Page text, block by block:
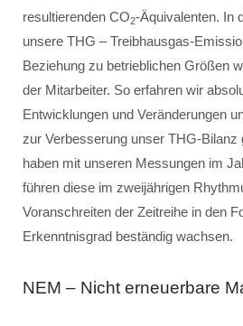
resultierenden CO2-Äquivalenten. In
unsere THG – Treibhausgas-
Beziehung zu betrieblichen Größen
der Mitarbeiter. So erfahren wir
Entwicklungen und Veränderungen
zur Verbesserung unser THG-Bilanz
haben mit unseren Messungen im
führen diese im zweijährigen
Voranschreiten der Zeitreihe in den
Erkenntnisgrad beständig wachsen.
NEM – Nicht erneuerbare